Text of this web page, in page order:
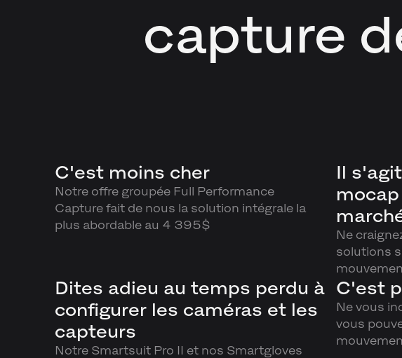
capture
C'est moins cher
Notre offre groupée Full Performance
Capture fait de nous la solution intégrale la
plus abordable au 4 395$
Il
Ne
solutions
Dites adieu au temps perdu à
configurer les caméras et les
capteurs
Notre Smartsuit Pro II et nos Smartgloves
C'est
Ne vous
vous